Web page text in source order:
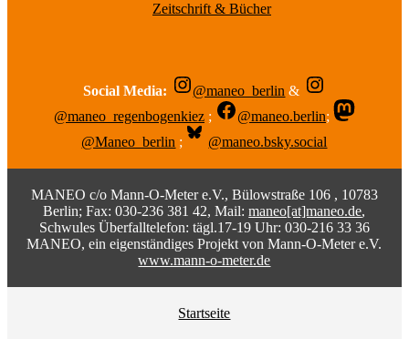
Zeitschrift & Bücher
Social Media: @maneo_berlin &
@maneo_regenbogenkiez ; @maneo.berlin;
@Maneo_berlin ; @maneo.bsky.social
MANEO c/o Mann-O-Meter e.V., Bülowstraße 106 , 10783
Berlin; Fax: 030-236 381 42, Mail:maneo[at]maneo.de,
Schwules Überfalltelefon: tägl.17-19 Uhr: 030-216 33 36
MANEO, ein eigenständiges Projekt von Mann-O-Meter e.V.
www.mann-o-meter.de
Startseite